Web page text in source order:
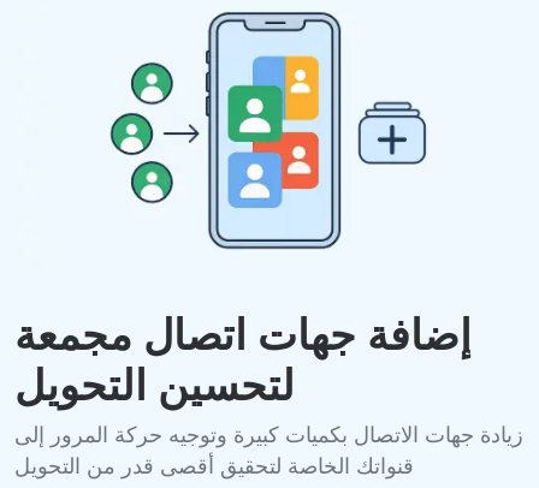
إضافة جهات اتصال مجمعة
لتحسين التحويل
زيادة جهات الاتصال بكميات كبيرة وتوجيه حركة المرور إلى
قنواتك الخاصة لتحقيق أقصى قدر من التحويل